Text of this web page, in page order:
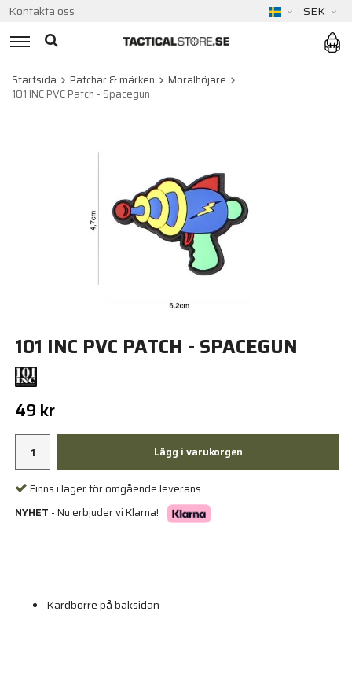
Kontakta oss SEK
Startsida Patchar & märken
Moralhöjare
101 INC PVC Patch - Spacegun
101 INC PVC PATCH - SPACEGUN
49 kr
Lägg i varukorgen
Finns i lager för omgående leverans
NYHET - Nu erbjuder vi Klarna!
Kardborre på baksidan